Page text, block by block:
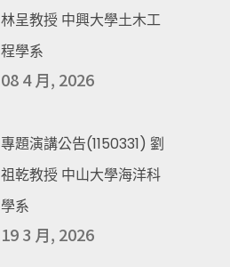
林呈教授 中興大學土木工
程學系
08 4 月, 2026
專題演講公告(1150331) 劉
祖乾教授 中山大學海洋科
學系
19 3 月, 2026